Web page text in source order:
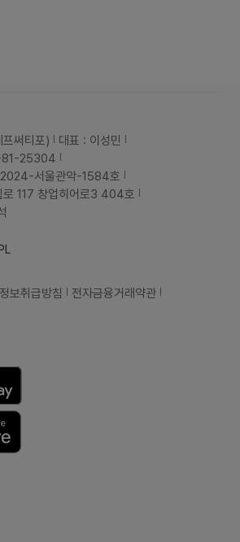
써티포)
대표 : 이성민
81-25304
2024-서울관악-1584호
로 117 창업히어로3 404호
보취급방침
전자금융거래약관